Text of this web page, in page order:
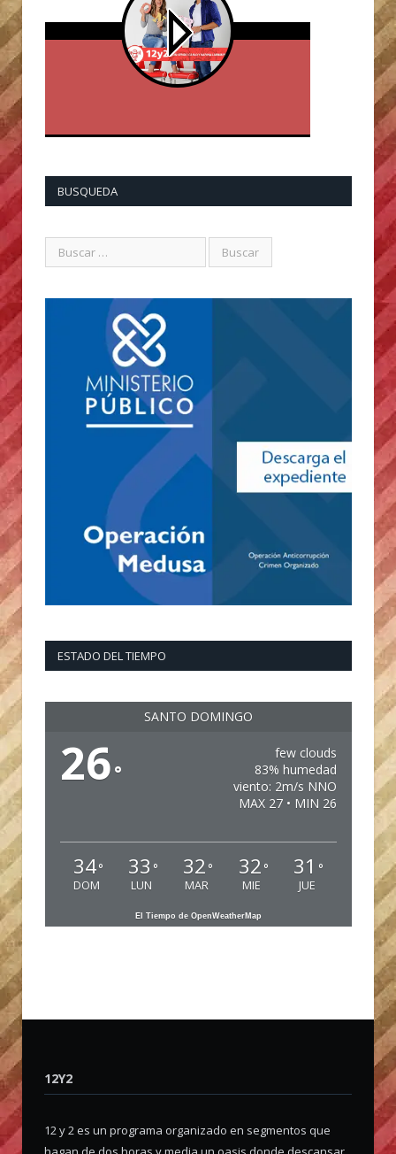
BUSQUEDA
ESTADO DEL TIEMPO
SANTO DOMINGO
26°
few clouds
83% humedad
viento: 2m/s NNO
MAX 27 • MIN 26
34°
DOM
33 °
LUN
32 °
MAR
32 °
MIE
31 °
JUE
El Tiempo de OpenWeatherMap
12Y2
12 y 2 es un programa organizado en segmentos que